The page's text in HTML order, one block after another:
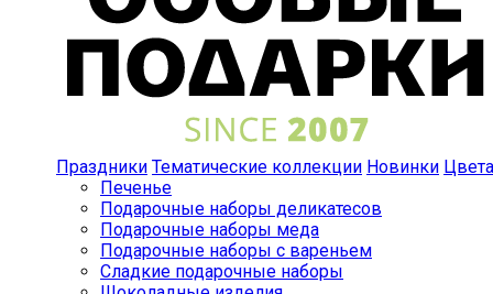
Праздники Тематические коллекции Новинки Цвета
Печенье
Подарочные наборы деликатесов
Подарочные наборы меда
Подарочные наборы с вареньем
Сладкие подарочные наборы